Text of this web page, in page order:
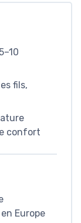
fils,
confort
Europe